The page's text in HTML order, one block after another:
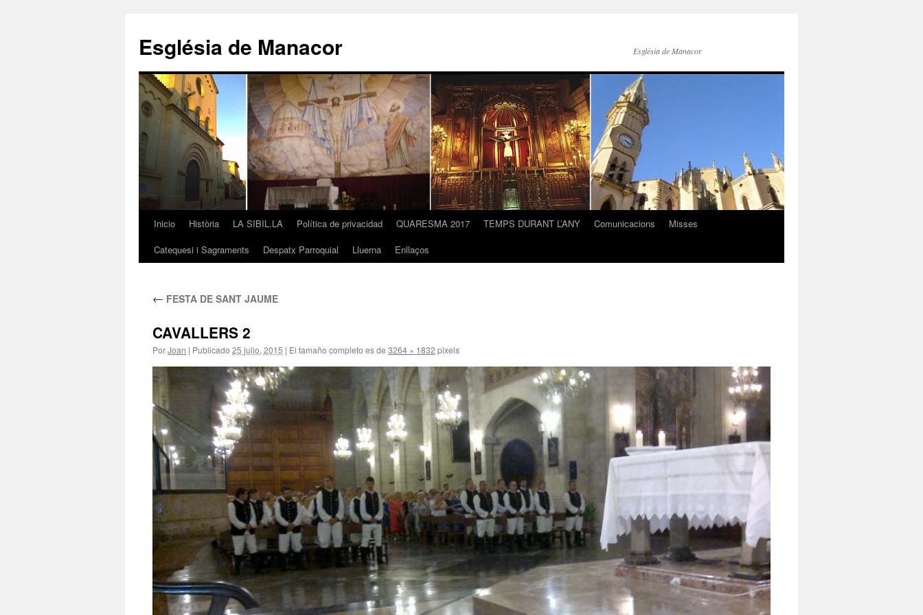
contenido
Església de Manacor Església de Manacor
Inicio Història LA SIBIL.LA Política de privacidad QUARESMA 2017 TEMPS DURANT L’ANY Comunicacions
Misses
Catequesi i Sagraments
Despatx Parroquial Lluerna Enllaços
← FESTA DE SANT JAUME
CAVALLERS 2
PorJoan | Publicado 25 julio, 2015 | El tamaño completo es de 3264 × 1832 pixels